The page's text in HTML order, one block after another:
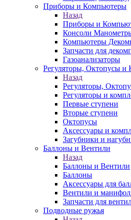
Приборы и Компьютеры
Назад
Приборы и
Консоли
Компьютеры
Запчасти для
Газоанализаторы
Регуляторы, Октопусы
Назад
Регуляторы,
Регуляторы и
Первые ступени
Вторые ступени
Октопусы
Аксессуары и
Загубники и
Баллоны и Вентили
Назад
Баллоны и Вентили
Баллоны
Аксессуары для
Вентили и
Запчасти для
Подводные ружья